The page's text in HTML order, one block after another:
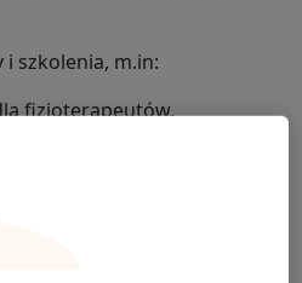
i szkolenia, m.in:
fizjoterapeutów,
IFOMPT ( w trakcie),
miękkich,